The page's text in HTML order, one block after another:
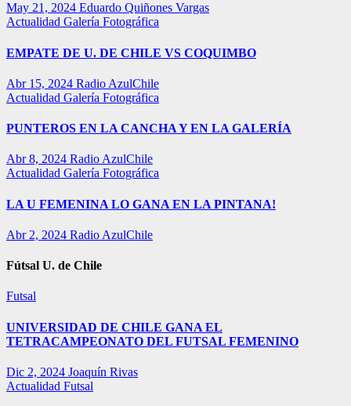
May 21, 2024 Eduardo Quiñones Vargas
Actualidad Galería Fotográfica
EMPATE DE U. DE CHILE VS COQUIMBO
Abr 15, 2024 Radio AzulChile
Actualidad Galería Fotográfica
PUNTEROS EN LA CANCHA Y EN LA GALERÍA
Abr 8, 2024 Radio AzulChile
Actualidad Galería Fotográfica
LA U FEMENINA LO GANA EN LA PINTANA!
Abr 2, 2024 Radio AzulChile
Fútsal U. de Chile
Futsal
UNIVERSIDAD DE CHILE GANA EL
TETRACAMPEONATO DEL FUTSAL FEMENINO
Dic 2, 2024 Joaquín Rivas
Actualidad Futsal